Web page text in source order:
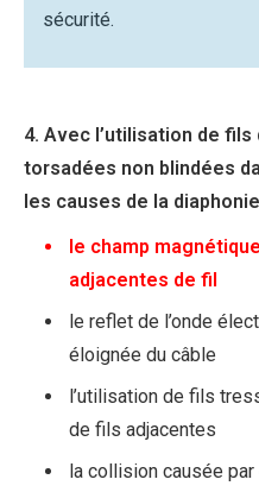
sécurité.
4. Avec l’utilisation de
torsadées non blindées
les causes de la
le champ
adjacentes de fil
le reflet de l’onde
éloignée du câble
l’utilisation de fils
de fils adjacentes
la collision causée